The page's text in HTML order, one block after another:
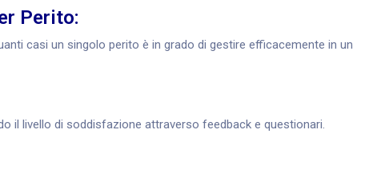
Perito:
casi un singolo perito è in grado di gestire efficacemente in un
il livello di soddisfazione attraverso feedback e questionari.